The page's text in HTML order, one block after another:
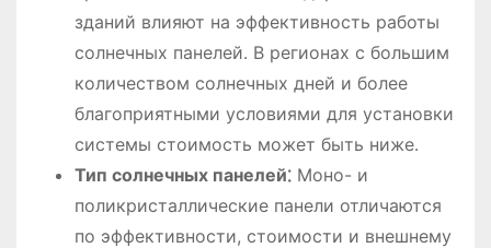
зданий влияют на эффективность работы
солнечных панелей․ В регионах с большим
количеством солнечных дней и более
благоприятными условиями для установки
системы стоимость может быть ниже․
Тип солнечных панелей⁚Моно- и
поликристаллические панели отличаются
по эффективности, стоимости и внешнему